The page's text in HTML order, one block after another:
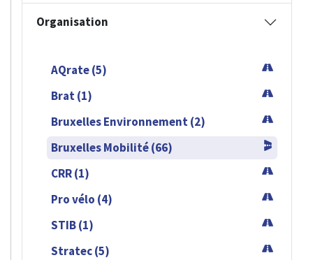
Organisation
AQrate (5)
Brat (1)
Bruxelles Environnement (2)
Bruxelles Mobilité (66)
CRR (1)
Pro vélo (4)
STIB (1)
Stratec (5)